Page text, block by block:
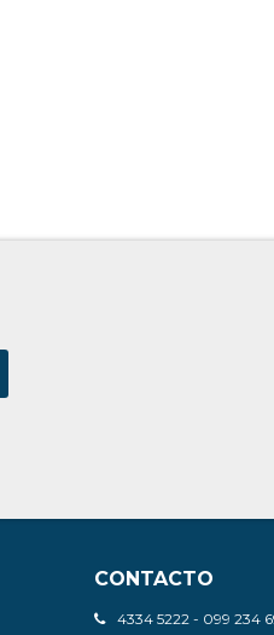
CONTACTO
4334 5222 - 099 234